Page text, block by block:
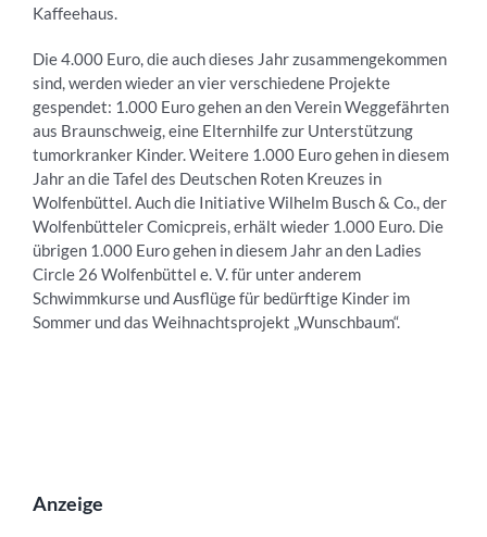
Kaffeehaus.
Die 4.000 Euro, die auch dieses Jahr zusammengekommen
sind, werden wieder an vier verschiedene Projekte
gespendet: 1.000 Euro gehen an den Verein Weggefährten
aus Braunschweig, eine Elternhilfe zur Unterstützung
tumorkranker Kinder. Weitere 1.000 Euro gehen in diesem
Jahr an die Tafel des Deutschen Roten Kreuzes in
Wolfenbüttel. Auch die Initiative Wilhelm Busch & Co., der
Wolfenbütteler Comicpreis, erhält wieder 1.000 Euro. Die
übrigen 1.000 Euro gehen in diesem Jahr an den Ladies
Circle 26 Wolfenbüttel e. V. für unter anderem
Schwimmkurse und Ausflüge für bedürftige Kinder im
Sommer und das Weihnachtsprojekt „Wunschbaum“.
Anzeige